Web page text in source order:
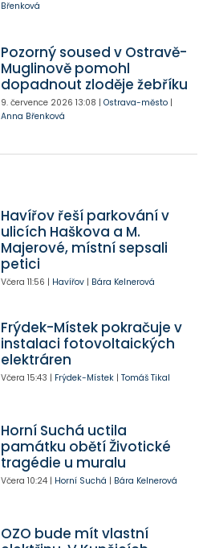
Břenková
Pozorný soused v Ostravě-
Muglinově pomohl
dopadnout zloděje žebříku
9. července 2026 13:08 | Ostrava-město|
Anna Břenková
Havířov řeší parkování v
ulicích Haškova a M.
Majerové, místní sepsali
petici
Včera 11:56 | Havířov| Bára Kelnerová
Frýdek-Místek pokračuje v
instalaci fotovoltaických
elektráren
Včera 15:43 | Frýdek-Místek| Tomáš Tikal
Horní Suchá uctila
památku obětí Životické
tragédie u muralu
Včera 10:24| Horní Suchá | Bára Kelnerová
OZO bude mít vlastní